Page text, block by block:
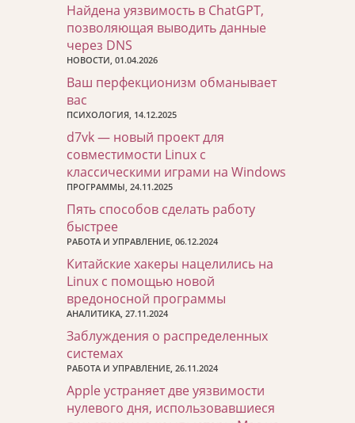
Найдена уязвимость в ChatGPT,
позволяющая выводить данные
через DNS
НОВОСТИ, 01.04.2026
Ваш перфекционизм обманывает
вас
ПСИХОЛОГИЯ, 14.12.2025
d7vk — новый проект для
совместимости Linux с
классическими играми на Windows
ПРОГРАММЫ, 24.11.2025
Пять способов сделать работу
быстрее
РАБОТА И УПРАВЛЕНИЕ, 06.12.2024
Китайские хакеры нацелились на
Linux с помощью новой
вредоносной программы
АНАЛИТИКА, 27.11.2024
Заблуждения о распределенных
системах
РАБОТА И УПРАВЛЕНИЕ, 26.11.2024
Apple устраняет две уязвимости
нулевого дня, использовавшиеся